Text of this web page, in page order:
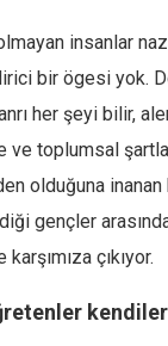
insanlar
bir ögesi yok.
her şeyi bilir,
ve toplumsal
olduğuna
gençler
çıkıyor.